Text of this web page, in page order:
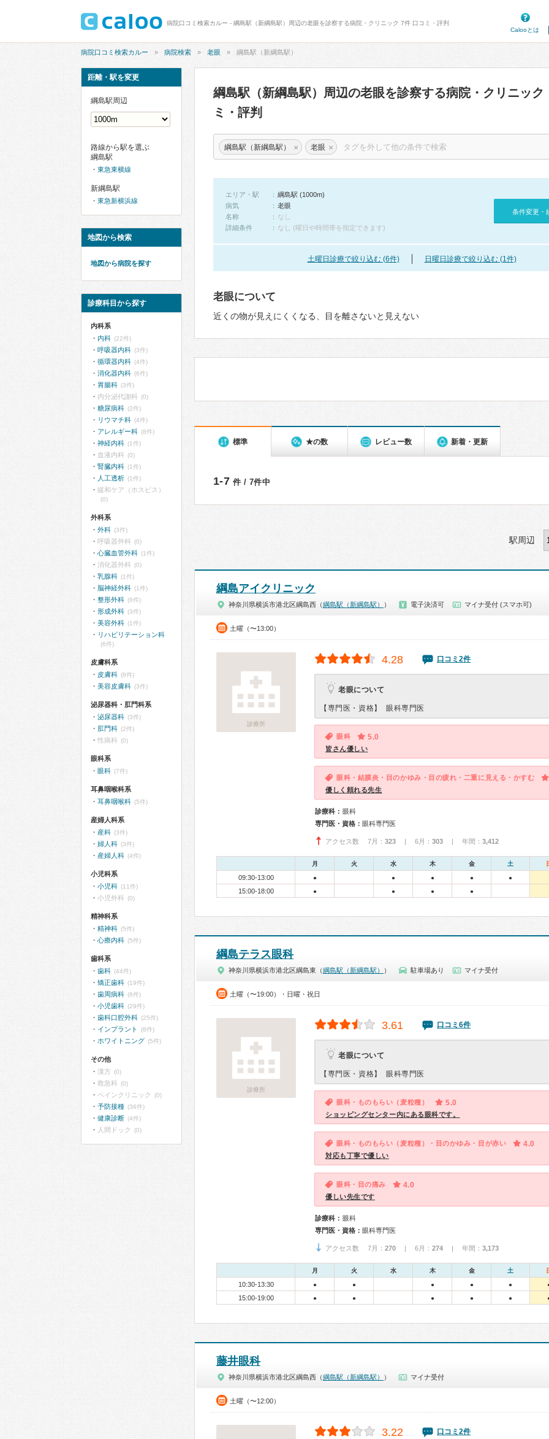
病院口コミ検索カルー - 綱島駅（新綱島駅）周辺の老眼を診察する病院・クリニック 7件 口コミ・評判
Calooとは
病院口コミ検索カルー 病院検索 老眼 綱島駅（新綱島駅）
綱島駅（新綱島駅）周辺の老眼を診察する病院・クリニック
ミ・評判
綱島駅（新綱島駅） × 老眼 ×
エリア・駅
綱島駅 (1000m)
病気
老眼
名称
なし
詳細条件
なし (曜日や時間帯を指定できます)
条件変更・
土曜日診療で絞り込む (6件) 日曜日診療で絞り込む (1件)
老眼について
近くの物が見えにくくなる、目を離さないと見えない
標準 ★の数 レビュー数 新着・更新
1-7 件 / 7件中
駅周辺
綱島アイクリニック
神奈川県横浜市港北区綱島西（綱島駅（新綱島駅） ） 電子決済可 マイナ受付 (スマホ可)
土曜（〜13:00）
診療所
4.28 口コミ2件
老眼について
【専門医・資格】 眼科専門医
眼科 5.0
皆さん優しい
眼科・結膜炎・目のかゆみ・目の疲れ・二重に見える・かすむ
優しく頼れる先生
診療科： 眼科
専門医・資格： 眼科専門医
アクセス数 7月： 323 | 6月： 303 | 年間： 3,412
月 火 水 木 金 土
09:30-13:00 ● ● ● ● ●
15:00-18:00 ● ● ● ●
綱島テラス眼科
神奈川県横浜市港北区綱島東（綱島駅（新綱島駅） ） 駐車場あり マイナ受付
土曜（〜19:00）・日曜・祝日
診療所
3.61 口コミ6件
老眼について
【専門医・資格】 眼科専門医
眼科・ものもらい（麦粒種） 5.0
ショッピングセンター内にある眼科です。
眼科・ものもらい（麦粒種）・目のかゆみ・目が赤い 4.0
対応も丁寧で優しい
眼科・目の痛み 4.0
優しい先生です
診療科： 眼科
専門医・資格： 眼科専門医
アクセス数 7月： 270 | 6月： 274 | 年間： 3,173
月 火 水 木 金 土
10:30-13:30 ● ● ● ● ●
15:00-19:00 ● ● ● ● ●
藤井眼科
神奈川県横浜市港北区綱島西（綱島駅（新綱島駅） ） マイナ受付
土曜（〜12:00）
3.22 口コミ2件
距離・駅を変更
綱島駅周辺
路線から駅を選ぶ
綱島駅
東急東横線
新綱島駅
東急新横浜線
地図から検索
地図から病院を探す
診療科目から探す
内科系
内科 (22件)
呼吸器内科 (3件)
循環器内科 (4件)
消化器内科 (6件)
胃腸科 (3件)
内分泌代謝科 (0)
糖尿病科 (2件)
リウマチ科 (4件)
アレルギー科 (8件)
神経内科 (1件)
血液内科 (0)
腎臓内科 (1件)
人工透析 (1件)
緩和ケア（ホスピス）
(0)
外科系
外科 (3件)
呼吸器外科 (0)
心臓血管外科 (1件)
消化器外科 (0)
乳腺科 (1件)
脳神経外科 (1件)
整形外科 (6件)
形成外科 (3件)
美容外科 (1件)
リハビリテーション科
(6件)
皮膚科系
皮膚科 (8件)
美容皮膚科 (3件)
泌尿器科・肛門科系
泌尿器科 (3件)
肛門科 (2件)
性病科 (0)
眼科系
眼科 (7件)
耳鼻咽喉科系
耳鼻咽喉科 (5件)
産婦人科系
産科 (3件)
婦人科 (3件)
産婦人科 (4件)
小児科系
小児科 (11件)
小児外科 (0)
精神科系
精神科 (5件)
心療内科 (5件)
歯科系
歯科 (44件)
矯正歯科 (19件)
歯周病科 (6件)
小児歯科 (29件)
歯科口腔外科 (25件)
インプラント (8件)
ホワイトニング (5件)
その他
漢方 (0)
救急科 (0)
ペインクリニック (0)
予防接種 (36件)
健康診断 (4件)
人間ドック (0)